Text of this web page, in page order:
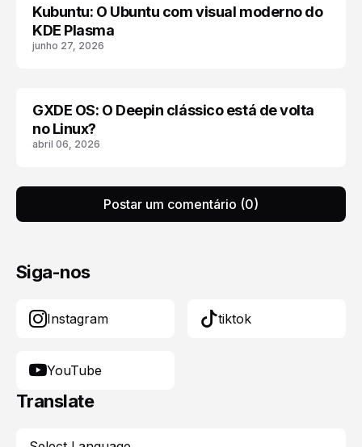
DISTRIBUIÇÃO LINUX
Kubuntu: O Ubuntu com visual moderno do
KDE Plasma
junho 27, 2026
DDE 15
GXDE OS: O Deepin clássico está de volta
no Linux?
abril 06, 2026
Postar um comentário (0)
Siga-nos
Instagram tiktok
YouTube
Translate